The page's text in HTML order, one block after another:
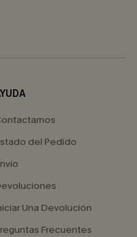
del Pedido
Una Devolución
Frecuentes